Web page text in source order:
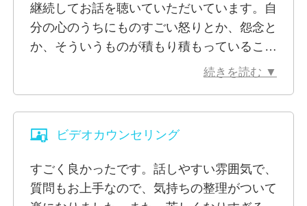
といいます）には、「人は誰でもOKである」「誰も
が考える能力を持つ」「人は自分の運命を決め、そし
てその決定は変えることができる」という三つの基本
私はこの「人は誰でもOKである」という哲学が好き
で、自分自身の存在を認められているような安心感を
覚えます。
たが、日々、過ごす中で「I’m OK」でいることの心地
良さは何にも代えることができません。
継続してお話を聴いていただいています。自
分の心のうちにものすごい怒りとか、怨念と
か、そういうものが積もり積もっていること
がわかりました。お話の中でそれをけっこう
す。ありがとうございます。
続きを読む ▼
ビデオカウンセリング
すごく良かったです。話しやすい雰囲気で、
質問もお上手なので、気持ちの整理がついて